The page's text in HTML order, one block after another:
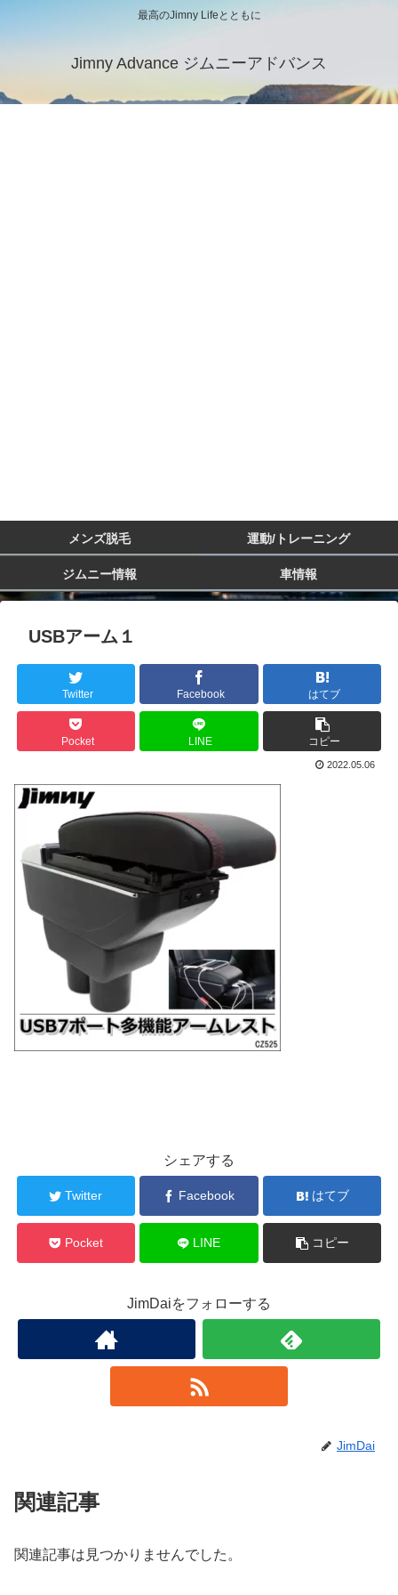
最高のJimny Lifeとともに
Jimny Advance ジムニーアドバンス
メンズ脱毛 運動/トレーニング
ジムニー情報 車情報
USBアーム１
Twitter Facebook はてブ
Pocket LINE コピー
2022.05.06
シェアする
Twitter Facebook はてブ
Pocket LINE コピー
JimDaiをフォローする
JimDai
関連記事
関連記事は見つかりませんでした。